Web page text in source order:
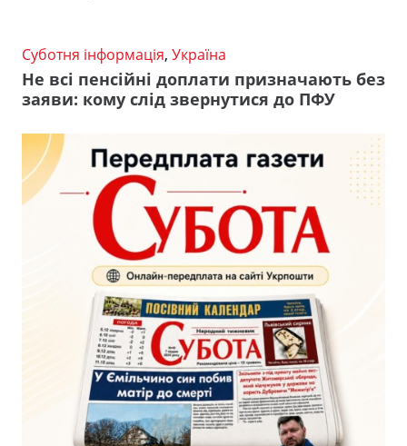
Суботня інформація, Україна
Не всі пенсійні доплати призначають без
заяви: кому слід звернутися до ПФУ